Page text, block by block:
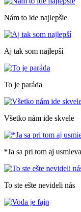
Nám to ide najlepšie
Aj tak som najlepší
To je paráda
Všetko nám ide skvele
*Ja sa pri tom aj
To ste ešte nevideli nás